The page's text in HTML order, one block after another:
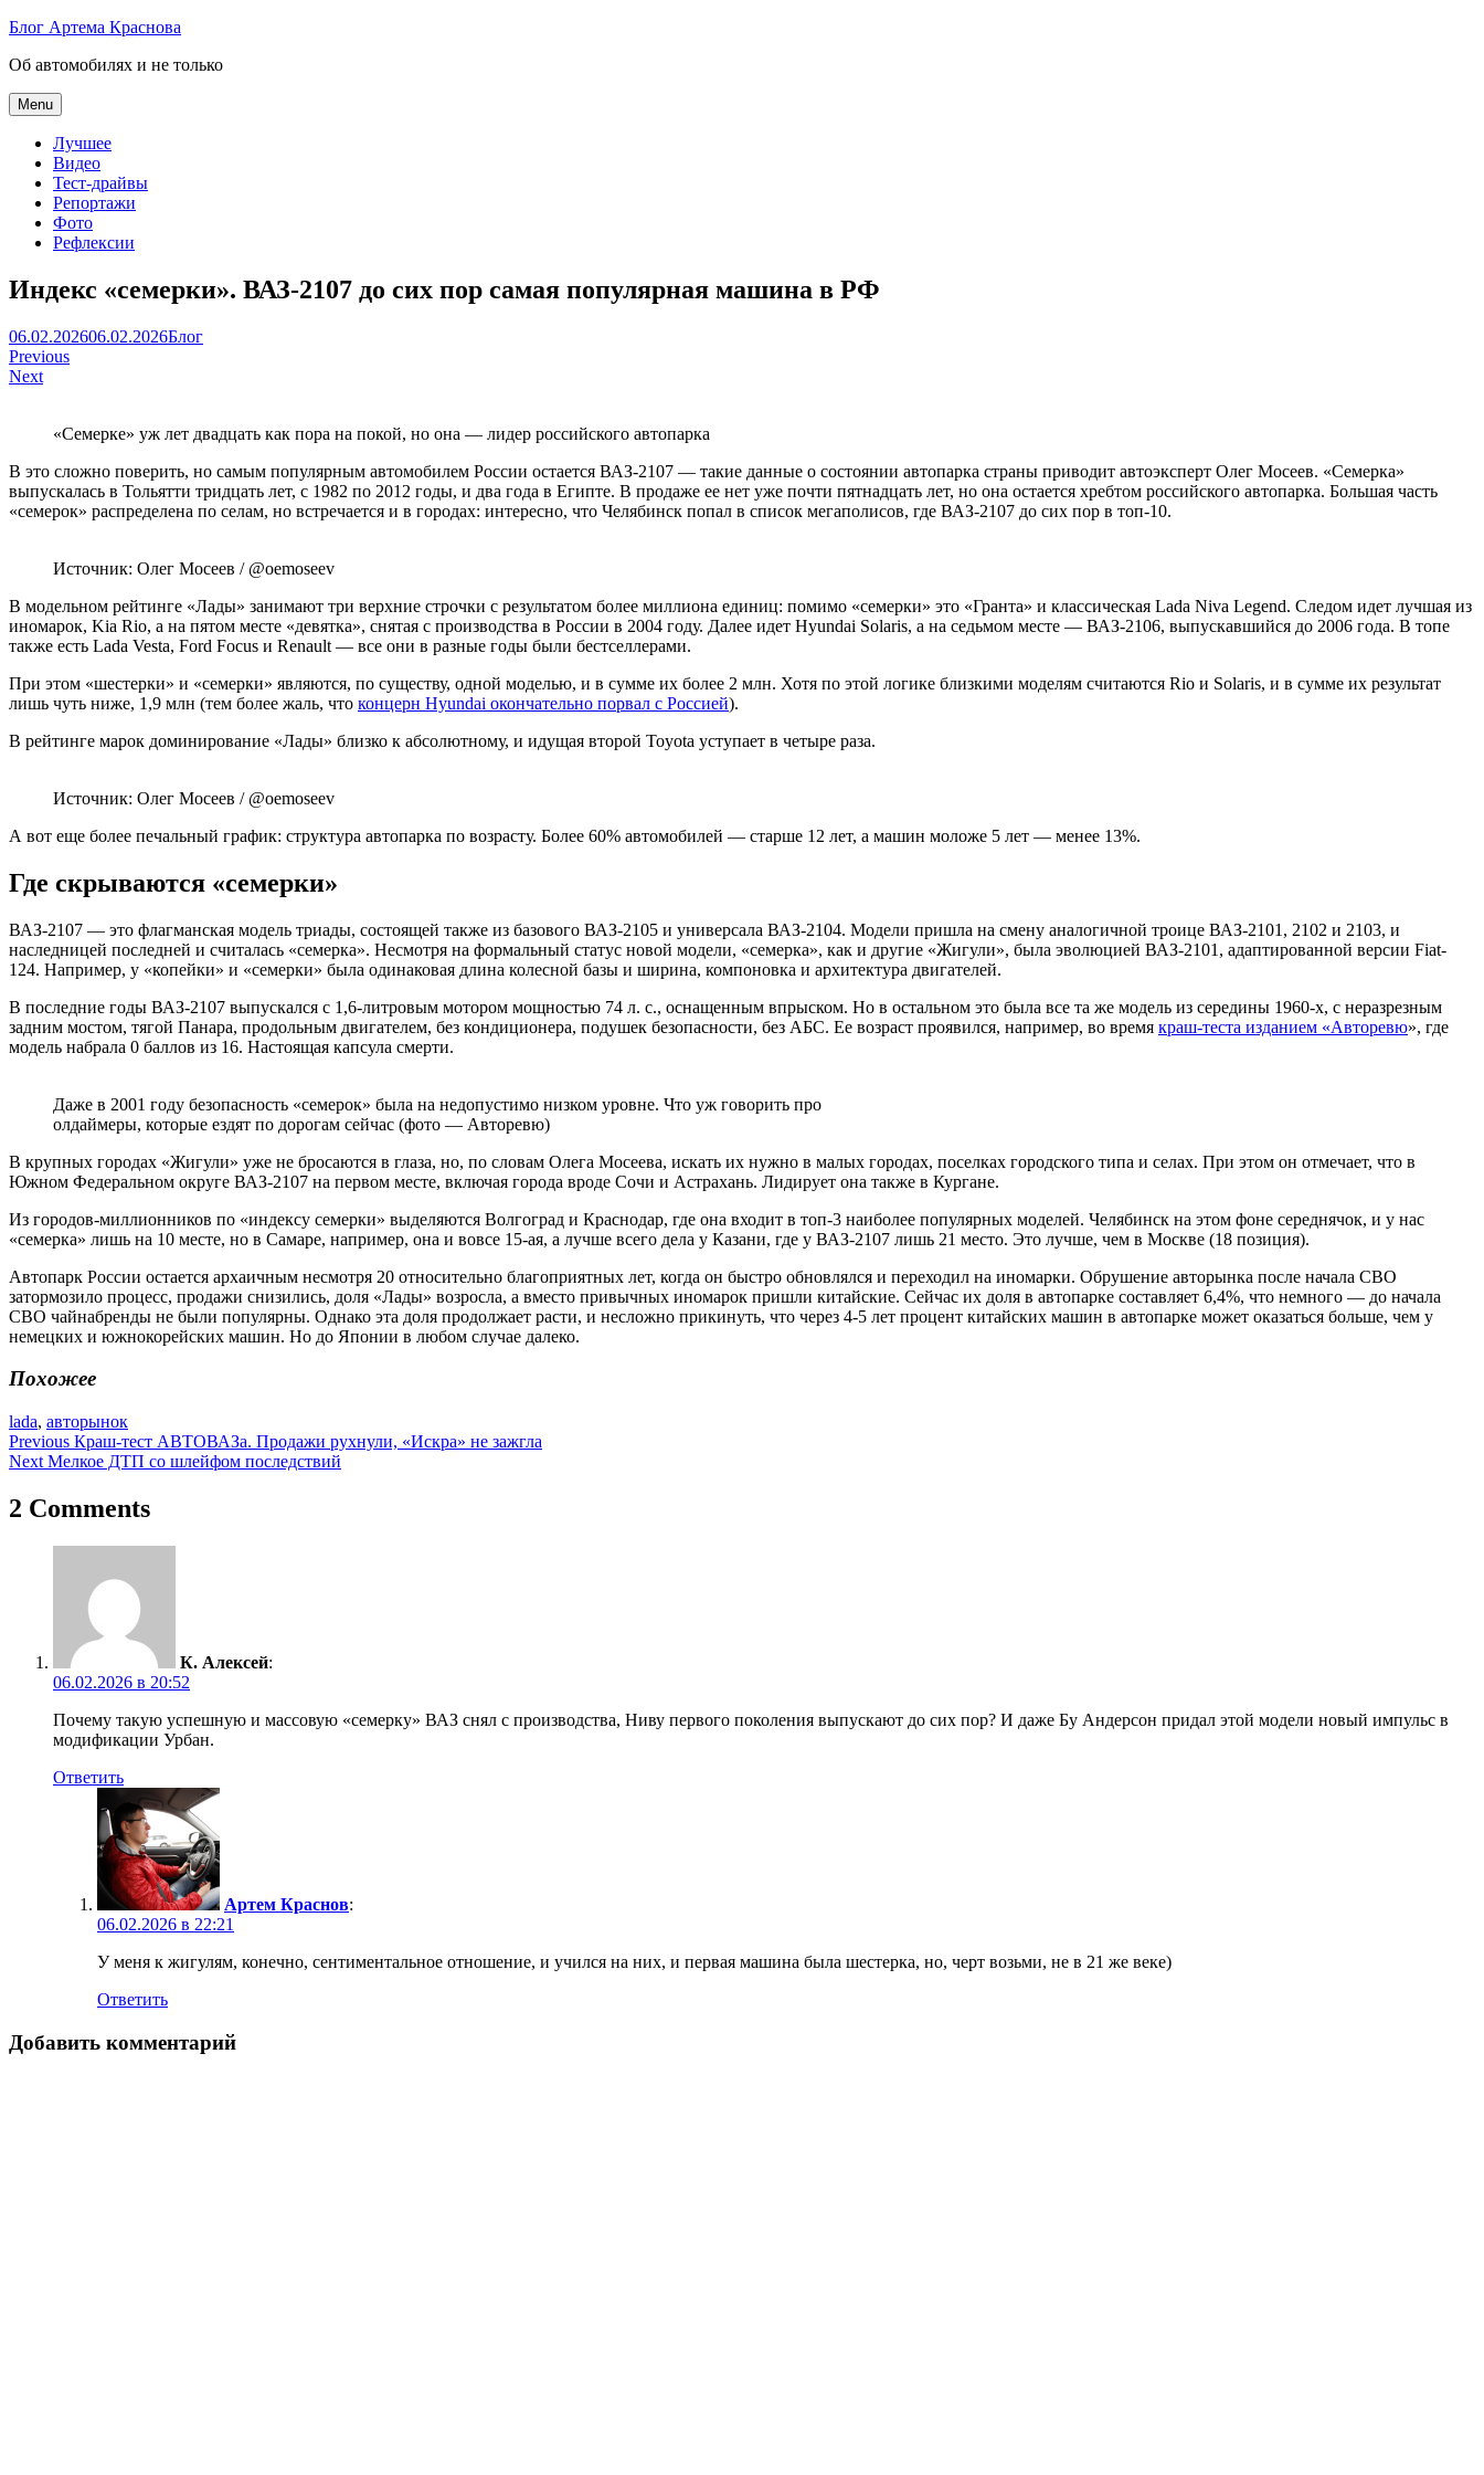
Skip
content
Блог Артема Краснова
Об автомобилях и не только
Menu
Лучшее
Видео
Тест-драйвы
Репортажи
Фото
Рефлексии
Индекс «семерки». ВАЗ-2107 до сих пор самая популярная машина в РФ
Артем
Краснов
06.02.202606.02.2026Блог
Навигация
по
Previous
Next
«Семерке» уж лет двадцать как пора на покой, но она — лидер российского автопарка
В это сложно поверить, но самым популярным автомобилем России остается ВАЗ-2107 — такие данные о состоянии автопарка страны приводит автоэксперт Олег Мосеев. «Семерка»
выпускалась в Тольятти тридцать лет, с 1982 по 2012 годы, и два года в Египте. В продаже ее нет уже почти пятнадцать лет, но она остается хребтом российского автопарка. Большая часть
«семерок» распределена по селам, но встречается и в городах: интересно, что Челябинск попал в список мегаполисов, где ВАЗ-2107 до сих пор в топ-10.
Источник: Олег Мосеев / @oemoseev
В модельном рейтинге «Лады» занимают три верхние строчки с результатом более миллиона единиц: помимо «семерки» это «Гранта» и классическая Lada Niva Legend. Следом идет лучшая из
иномарок, Kia Rio, а на пятом месте «девятка», снятая с производства в России в 2004 году. Далее идет Hyundai Solaris, а на седьмом месте — ВАЗ-2106, выпускавшийся до 2006 года. В топе
также есть Lada Vesta, Ford Focus и Renault — все они в разные годы были бестселлерами.
При этом «шестерки» и «семерки» являются, по существу, одной моделью, и в сумме их более 2 млн. Хотя по этой логике близкими моделям считаются Rio и Solaris, и в сумме их результат
лишь чуть ниже, 1,9 млн (тем более жаль, что концерн Hyundai окончательно порвал с Россией).
В рейтинге марок доминирование «Лады» близко к абсолютному, и идущая второй Toyota уступает в четыре раза.
Источник: Олег Мосеев / @oemoseev
А вот еще более печальный график: структура автопарка по возрасту. Более 60% автомобилей — старше 12 лет, а машин моложе 5 лет — менее 13%.
Где скрываются «семерки»
ВАЗ-2107 — это флагманская модель триады, состоящей также из базового ВАЗ-2105 и универсала ВАЗ-2104. Модели пришла на смену аналогичной троице ВАЗ-2101, 2102 и 2103, и
наследницей последней и считалась «семерка». Несмотря на формальный статус новой модели, «семерка», как и другие «Жигули», была эволюцией ВАЗ-2101, адаптированной версии Fiat-
124. Например, у «копейки» и «семерки» была одинаковая длина колесной базы и ширина, компоновка и архитектура двигателей.
В последние годы ВАЗ-2107 выпускался с 1,6-литровым мотором мощностью 74 л. с., оснащенным впрыском. Но в остальном это была все та же модель из середины 1960-х, с неразрезным
задним мостом, тягой Панара, продольным двигателем, без кондиционера, подушек безопасности, без АБС. Ее возраст проявился, например, во время краш-теста изданием «Авторевю», где
модель набрала 0 баллов из 16. Настоящая капсула смерти.
Даже в 2001 году безопасность «семерок» была на недопустимо низком уровне. Что уж говорить про
олдаймеры, которые ездят по дорогам сейчас (фото — Авторевю)
В крупных городах «Жигули» уже не бросаются в глаза, но, по словам Олега Мосеева, искать их нужно в малых городах, поселках городского типа и селах. При этом он отмечает, что в
Южном Федеральном округе ВАЗ-2107 на первом месте, включая города вроде Сочи и Астрахань. Лидирует она также в Кургане.
Из городов-миллионников по «индексу семерки» выделяются Волгоград и Краснодар, где она входит в топ-3 наиболее популярных моделей. Челябинск на этом фоне середнячок, и у нас
«семерка» лишь на 10 месте, но в Самаре, например, она и вовсе 15-ая, а лучше всего дела у Казани, где у ВАЗ-2107 лишь 21 место. Это лучше, чем в Москве (18 позиция).
Автопарк России остается архаичным несмотря 20 относительно благоприятных лет, когда он быстро обновлялся и переходил на иномарки. Обрушение авторынка после начала СВО
затормозило процесс, продажи снизились, доля «Лады» возросла, а вместо привычных иномарок пришли китайские. Сейчас их доля в автопарке составляет 6,4%, что немного — до начала
СВО чайнабренды не были популярны. Однако эта доля продолжает расти, и несложно прикинуть, что через 4-5 лет процент китайских машин в автопарке может оказаться больше, чем у
немецких и южнокорейских машин. Но до Японии в любом случае далеко.
Похожее
lada, авторынок
Навигация
по
записям
Previous Краш-тест АВТОВАЗа. Продажи рухнули, «Искра» не зажгла
Next Мелкое ДТП со шлейфом последствий
2 Comments
К. Алексей:
06.02.2026 в 20:52
Почему такую успешную и массовую «семерку» ВАЗ снял с производства, Ниву первого поколения выпускают до сих пор? И даже Бу Андерсон придал этой модели новый импульс в
модификации Урбан.
Ответить
Артем Краснов:
06.02.2026 в 22:21
У меня к жигулям, конечно, сентиментальное отношение, и учился на них, и первая машина была шестерка, но, черт возьми, не в 21 же веке)
Ответить
Добавить комментарий